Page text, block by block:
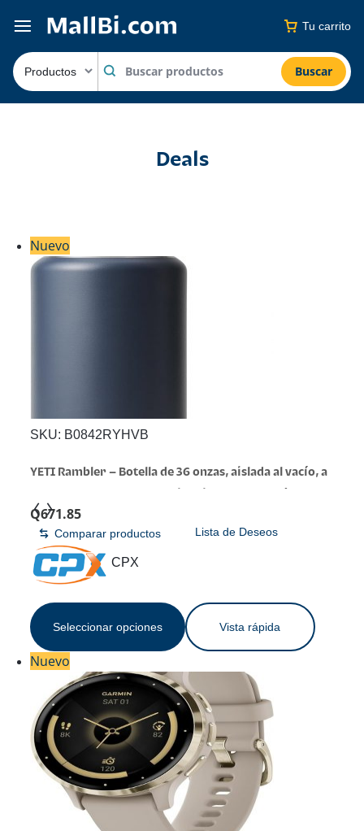
Tu carrito
Buscar
Deals
Nuevo
Comparar productos Lista de Deseos
SKU: B0842RYHVB
YETI Rambler – Botella de 36 onzas, aislada al vacío, a
sorbos | Aislamiento al vacío
Q671.85
CPX
Seleccionar opciones Vista rápida
Nuevo